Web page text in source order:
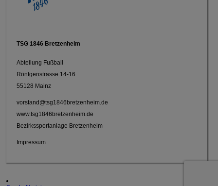
TSG 1846 Bretzenheim
Abteilung Fußball
Röntgenstrasse 14-16
55128 Mainz
vorstand@tsg1846bretzenheim.de
www.tsg1846bretzenheim.de
Bezirkssportanlage Bretzenheim
Impressum